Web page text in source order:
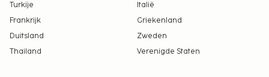
Turkije
Italië
Frankrijk
Griekenland
Duitsland
Zweden
Thailand
Verenigde Staten